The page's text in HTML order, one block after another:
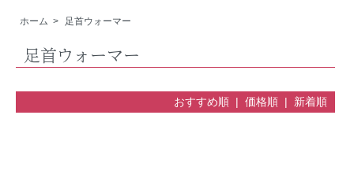
ホーム > 足首ウォーマー
足首ウォーマー
おすすめ順 | 価格順| 新着順